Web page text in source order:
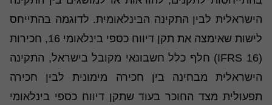
הישראלית לבין התקינה הבינלאומית. לדוגמה בהתייחס
לישות שאימצה את תקן דיווח כספי בינלאומי 16, חכירות
(IFRS 16) חלף כלל חשבונאי מקובל בישראל, התקינה
הישראלית מבחינה בין חכירה מימונית לבין חכירה
תפעולית מצד החוכר בעוד שתקן דיווח כספי בינלאומי